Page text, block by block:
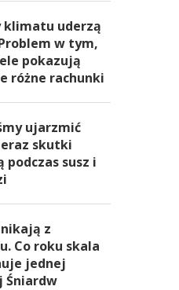
klimatu uderzą
w tym,
pokazują
różne rachunki
ujarzmić
skutki
podczas susz i
z
Co roku skala
jednej
Śniardw